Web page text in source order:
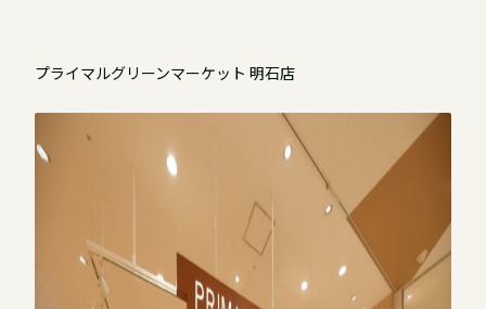
プライマルグリーンマーケット 明石店